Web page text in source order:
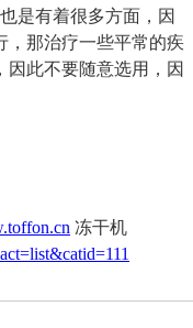
是有着很多方面，因
，那治疗一些平常的疾
此不要随意选用，因
冻干机